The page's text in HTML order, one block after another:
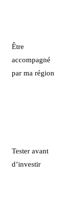
Être
accompagné
par ma région
Tester avant
d’investir